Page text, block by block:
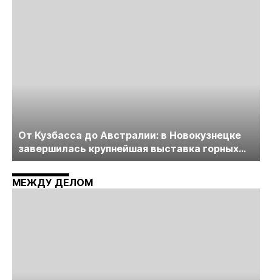
От Кузбасса до Австралии: в Новокузнецке
завершилась крупнейшая выставка горных
технологий «Недра России. Уголь России и
Майнинг»
МЕЖДУ ДЕЛОМ